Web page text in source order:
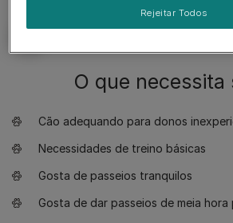
O que necessita
Cão adequando para donos
Necessidades de treino básicas
Gosta de passeios tranquilos
Gosta de dar passeios de meia hora
Rejeitar Todos